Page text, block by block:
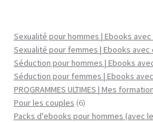
Sexualité pour hommes | Ebooks
Sexualité pour femmes | Ebooks avec
Séduction pour hommes | Ebooks
Séduction pour femmes | Ebooks
PROGRAMMES ULTIMES | Mes
Pour les couples 66
produits
Packs d'ebooks pour hommes (avec